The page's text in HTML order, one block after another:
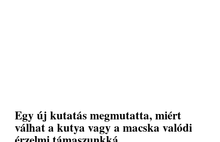
Egy új kutatás megmutatta, miért
válhat a kutya vagy a macska valódi